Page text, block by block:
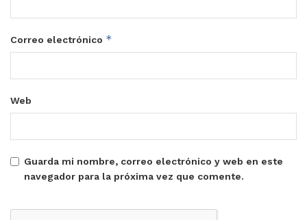
Correo electrónico *
Web
Guarda mi nombre, correo electrónico y web en este
navegador para la próxima vez que comente.